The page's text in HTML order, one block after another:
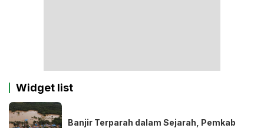
Widget list
Banjir Terparah dalam Sejarah, Pemkab